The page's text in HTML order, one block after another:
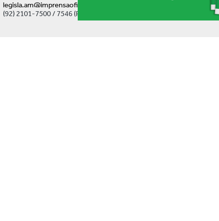
legisla.am@imprensaoficial.am.gov.br
(92) 2101-7500 / 7546 (Ramal)